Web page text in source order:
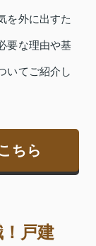
を外に出すた
要な理由や基
いてご紹介し
ちら
戸建